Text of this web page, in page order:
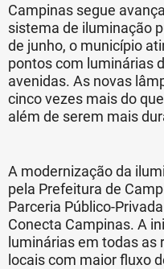
Campinas segue
sistema de iluminação
de junho, o município
pontos com luminárias
avenidas. As novas
cinco vezes mais do
além de serem mais
A modernização da
pela Prefeitura de
Parceria Público-
Conecta Campinas. A
luminárias em todas as
locais com maior fluxo